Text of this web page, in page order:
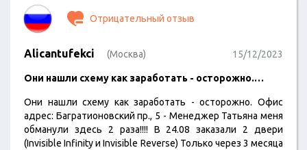
Отрицательный отзыв
Alicantufekci (Москва) 15/12/2023
Они нашли схему как заработать - осторожно.…
Они нашли схему как заработать - осторожно. Офис
адрес: Багратионовский пр., 5 - Менеджер Татьяна меня
обманули здесь 2 раза!!!! В 24.08 заказали 2 двери
(Invisible Infinity и Invisible Reverse) Только через 3 месяца